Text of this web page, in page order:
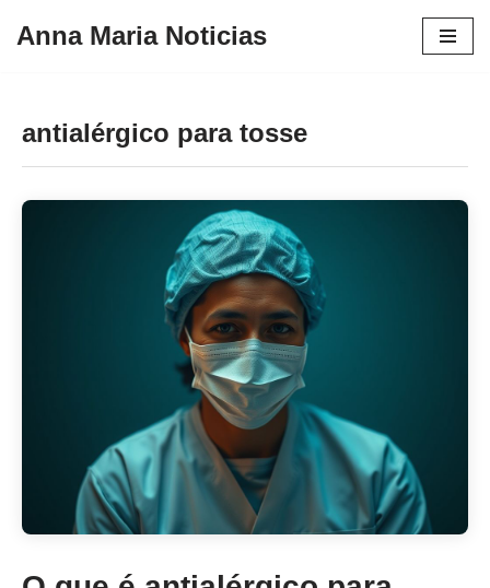
conteúdo
Anna Maria Noticias
antialérgico para tosse